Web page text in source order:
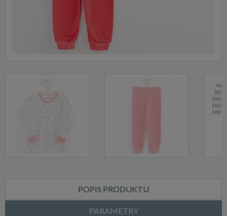
POPIS PRODUKTU
PARAMETRY